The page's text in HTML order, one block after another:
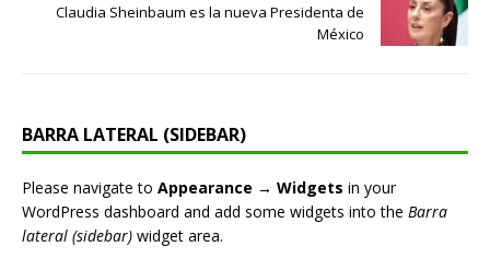
Claudia Sheinbaum es la nueva Presidenta de
México
BARRA LATERAL (SIDEBAR)
Please navigate to Appearance → Widgets in your
WordPress dashboard and add some widgets into the Barra
lateral (sidebar) widget area.